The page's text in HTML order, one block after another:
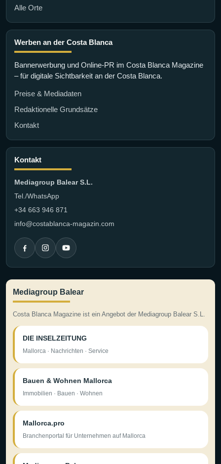
Alle Orte
Werben an der Costa Blanca
Bannerwerbung und Online-PR im Costa Blanca Magazine
– für digitale Sichtbarkeit an der Costa Blanca.
Preise & Mediadaten
Redaktionelle Grundsätze
Kontakt
Kontakt
Mediagroup Balear S.L.
Tel./WhatsApp
+34 663 946 871
info@costablanca-magazin.com
Mediagroup Balear
Costa Blanca Magazine ist ein Angebot der Mediagroup Balear S.L.
DIE INSELZEITUNG
Mallorca · Nachrichten · Service
Bauen & Wohnen Mallorca
Immobilien · Bauen · Wohnen
Mallorca.pro
Branchenportal für Unternehmen auf Mallorca